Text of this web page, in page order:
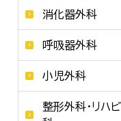
消化器外科
呼吸器外科
小児外科
整形外科・リハ